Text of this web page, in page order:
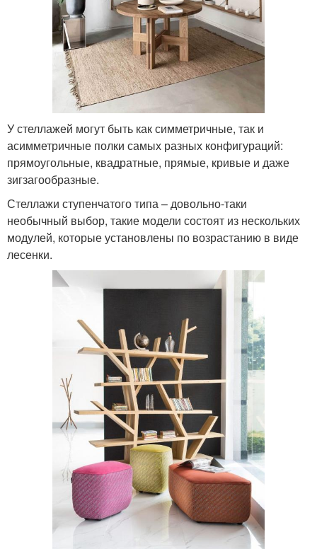
У стеллажей могут быть как симметричные, так и
асимметричные полки самых разных конфигураций:
прямоугольные, квадратные, прямые, кривые и даже
зигзагообразные.
Стеллажи ступенчатого типа – довольно-таки
необычный выбор, такие модели состоят из нескольких
модулей, которые установлены по возрастанию в виде
лесенки.